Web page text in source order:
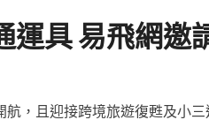
運具 易飛網邀
，且迎接跨境旅遊復甦及小